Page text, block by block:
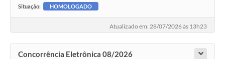
Situação: HOMOLOGADO
Atualizado em: 28/07/2026 às 13h23
Concorrência Eletrônica 08/2026